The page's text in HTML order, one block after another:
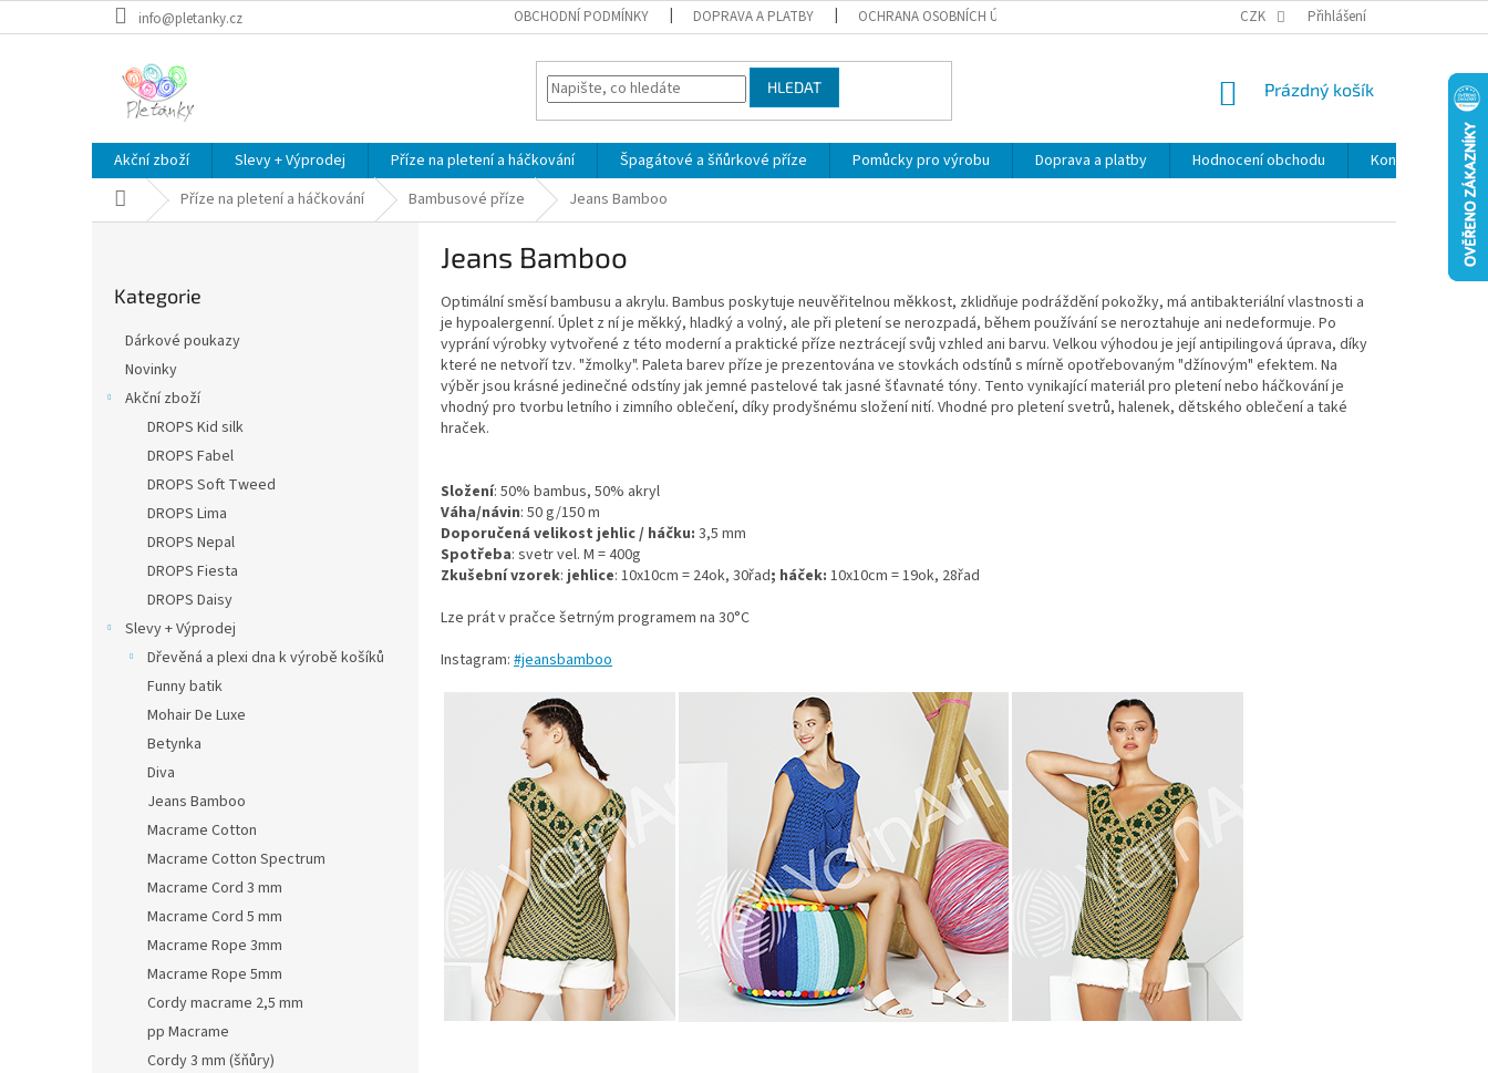
na
info@pletanky.cz OBCHODNÍ PODMÍNKY DOPRAVA A PLATBY OCHRANA OSOBNÍCH ÚDAJŮ CZK Přihlášení
HLEDAT
NÁKUPNÍ
Prázdný košík
Akční zboží Slevy + Výprodej Příze na pletení a háčkování Špagátové a šňůrkové příze Pomůcky pro výrobu Doprava a platby Hodnocení obchodu Kontakty
Domů Příze na pletení a háčkování Bambusové příze Jeans Bamboo
kategorie
Kategorie
Dárkové poukazy
Novinky
Akční zboží
DROPS Kid silk
DROPS Fabel
DROPS Soft Tweed
DROPS Lima
DROPS Nepal
DROPS Fiesta
DROPS Daisy
Slevy + Výprodej
Dřevěná a plexi dna k výrobě košíků
Funny batik
Mohair De Luxe
Betynka
Diva
Jeans Bamboo
Macrame Cotton
Macrame Cotton Spectrum
Macrame Cord 3 mm
Macrame Cord 5 mm
Macrame Rope 3mm
Macrame Rope 5mm
Cordy macrame 2,5 mm
pp Macrame
Cordy 3 mm (šňůry)
Jeans Bamboo
Optimální směsí bambusu a akrylu. Bambus poskytuje neuvěřitelnou měkkost, zklidňuje podráždění pokožky, má antibakteriální vlastnosti a
je hypoalergenní. Úplet z ní je měkký, hladký a volný, ale při pletení se nerozpadá, během používání se neroztahuje ani nedeformuje. Po
vyprání výrobky vytvořené z této moderní a praktické příze neztrácejí svůj vzhled ani barvu. Velkou výhodou je její antipilingová úprava, díky
které ne netvoří tzv. "žmolky". Paleta barev příze je prezentována ve stovkách odstínů s mírně opotřebovaným "džínovým" efektem. Na
výběr jsou krásné jedinečné odstíny jak jemné pastelové tak jasné šťavnaté tóny. Tento vynikající materiál pro pletení nebo háčkování je
vhodný pro tvorbu letního i zimního oblečení, díky prodyšnému složení nití. Vhodné pro pletení svetrů, halenek, dětského oblečení a také
hraček.
Složení: 50% bambus, 50% akryl
Váha/návin: 50 g/150 m
Doporučená velikost jehlic / háčku: 3,5 mm
Spotřeba: svetr vel. M =400g
Zkušební vzorek: jehlice: 10x10cm = 24ok, 30řad; háček: 10x10cm = 19ok, 28řad
Lze prát v pračce šetrným programem na 30°C
Instagram: #jeansbamboo